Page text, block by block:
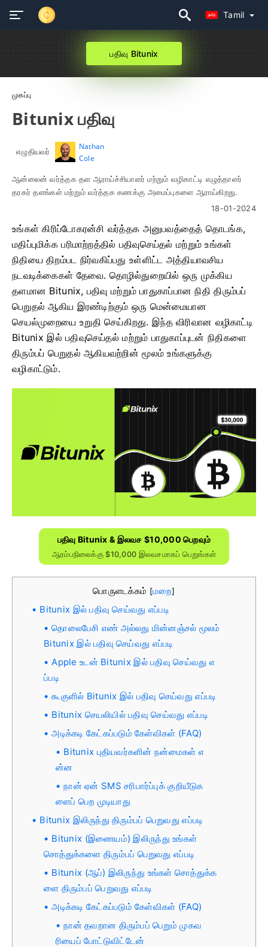
Tamil
பதிவு Bitunix
முகப்பு
Bitunix பதிவு
எழுதியவர்
Nathan
Cole
ஆன்லைன் வர்த்தக தள ஆராய்ச்சியாளர் மற்றும் வழிகாட்டி எழுத்தாளர்
தரகர் தளங்கள் மற்றும் வர்த்தக கணக்கு அமைப்புகளை ஆராய்கிறது.
18-01-2024
உங்கள் கிரிப்டோகரன்சி வர்த்தக அனுபவத்தைத் தொடங்க,
மதிப்புமிக்க பரிமாற்றத்தில் பதிவுசெய்தல் மற்றும் உங்கள்
நிதியை திறம்பட நிர்வகிப்பது உள்ளிட்ட அத்தியாவசிய
நடவடிக்கைகள் தேவை. தொழில்துறையில் ஒரு முக்கிய
தளமான Bitunix, பதிவு மற்றும் பாதுகாப்பான நிதி திரும்பப்
பெறுதல் ஆகிய இரண்டிற்கும் ஒரு மென்மையான
செயல்முறையை உறுதி செய்கிறது. இந்த விரிவான வழிகாட்டி
Bitunix இல் பதிவுசெய்தல் மற்றும் பாதுகாப்புடன் நிதிகளை
திரும்பப் பெறுதல் ஆகியவற்றின் மூலம் உங்களுக்கு
வழிகாட்டும்.
பதிவு Bitunix & இலவச $10,000 பெறவும்
ஆரம்பநிலைக்கு $10,000 இலவசமாகப் பெறுங்கள்
பொருளடக்கம் [மறை]
Bitunix இல் பதிவு செய்வது எப்படி
தொலைபேசி எண் அல்லது மின்னஞ்சல் மூலம்
Bitunix இல் பதிவு செய்வது எப்படி
Apple உடன் Bitunix இல் பதிவு செய்வது எ
ப்படி
கூகுளில் Bitunix இல் பதிவு செய்வது எப்படி
Bitunix செயலியில் பதிவு செய்வது எப்படி
அடிக்கடி கேட்கப்படும் கேள்விகள் (FAQ)
Bitunix புதியவர்களின் நன்மைகள் எ
ன்ன
நான் ஏன் SMS சரிபார்ப்புக் குறியீடுக
ளைப் பெற முடியாது
Bitunix இலிருந்து திரும்பப் பெறுவது எப்படி
Bitunix (இணையம்) இலிருந்து உங்கள்
சொத்துக்களை திரும்பப் பெறுவது எப்படி
Bitunix (ஆப்) இலிருந்து உங்கள் சொத்துக்க
ளை திரும்பப் பெறுவது எப்படி
அடிக்கடி கேட்கப்படும் கேள்விகள் (FAQ)
நான் தவறான திரும்பப் பெறும் முகவ
ரியைப் போட்டுவிட்டேன்